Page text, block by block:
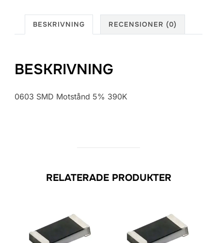
mängdBESKRIVNING RECENSIONER (0)
BESKRIVNING
0603 SMD Motstånd 5% 390K
RELATERADE PRODUKTER